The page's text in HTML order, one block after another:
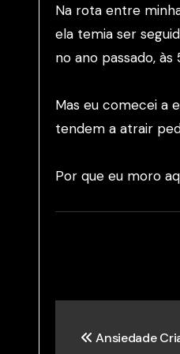
Na rota entre
ela temia ser
no ano passado,
Mas eu comecei a
tendem a atrair
Por que eu moro
Ansiedade